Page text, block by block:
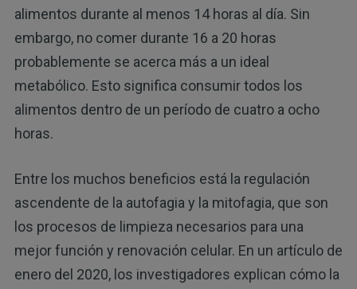
alimentos durante al menos 14 horas al día. Sin
embargo, no comer durante 16 a 20 horas
probablemente se acerca más a un ideal
metabólico. Esto significa consumir todos los
alimentos dentro de un período de cuatro a ocho
horas.
Entre los muchos beneficios está la regulación
ascendente de la autofagia y la mitofagia, que son
los procesos de limpieza necesarios para una
mejor función y renovación celular. En un artículo de
enero del 2020, los investigadores explican cómo la